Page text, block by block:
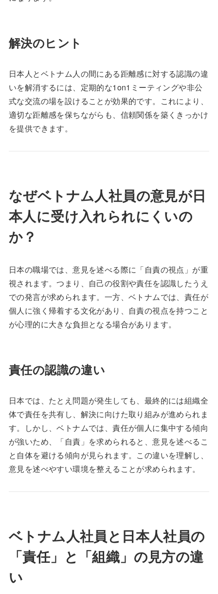
解決のヒント
日本人とベトナム人の間にある距離感に対する認識の違
いを解消するには、定期的な1on1ミーティングや非公
式な交流の場を設けることが効果的です。これにより、
適切な距離感を保ちながらも、信頼関係を築くきっかけ
を提供できます。
なぜベトナム人社員の意見が日
本人に受け入れられにくいの
か？
日本の職場では、意見を述べる際に「自責の視点」が重
視されます。つまり、自己の役割や責任を認識したうえ
での発言が求められます。一方、ベトナムでは、責任が
個人に強く帰着する文化があり、自責の視点を持つこと
が心理的に大きな負担となる場合があります。
責任の認識の違い
日本では、たとえ問題が発生しても、最終的には組織全
体で責任を共有し、解決に向けた取り組みが進められま
す。しかし、ベトナムでは、責任が個人に集中する傾向
が強いため、「自責」を求められると、意見を述べるこ
と自体を避ける傾向が見られます。この違いを理解し、
意見を述べやすい環境を整えることが求められます。
ベトナム人社員と日本人社員の
「責任」と「組織」の見方の違
い